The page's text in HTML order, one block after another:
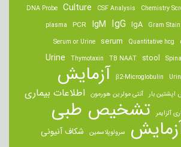
Chemistry
CSF Analysis
Culture
DNA Probe
Gram Stain
IgA
IgG
IgM
PCR
plasma
Quantitative hcg
serum
Serum or Urine
stool
TB NAAT
Thymotaxin
Urine
β2-Microglobulin آزمایش
اپشتین بار آنتی مولرین هورمون اطلاعات بیماری
آلزایمر تشخیص طبی
سرولوپلاسمین شکاف آنیونی